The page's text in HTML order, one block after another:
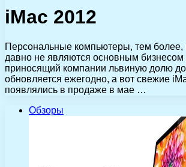
iMac 2012
Персональные компьютеры, тем более,
давно не являются основным бизнесом
приносящий компании львиную долю
обновляется ежегодно, а вот свежие
появлялись в продаже в мае …
Обзоры